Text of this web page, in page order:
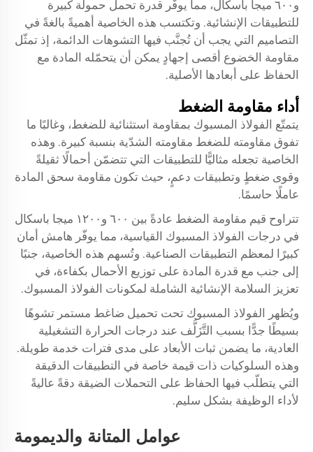
و٦٠٠ ميجا باسكال، مما يوفّر قدرة تحمل حمولة كبيرة
للتطبيقات الإنشائية. وتكتسب هذه الخاصية أهميةً بالغةً في
التصاميم التي يجب أن تُجنَّب فيها التشوهات الدائمة، إذ تمثّل
مقاومة الخضوع أقصى إجهادٍ يمكن أن يتحمّله المادة مع
الحفاظ على أبعادها الأصلية.
أداء مقاومة الضغط
يتمتّع الفولاذ المسبوك بمقاومة استثنائية للضغط، وغالبًا ما
تفوق مقاومته للضغط مقاومته الشدّية بنسبة كبيرة. وهذه
الخاصية تجعله مثاليًّا للتطبيقات التي تتضمّن أحمالًا ثقيلةً
وقوى ضغطٍ وتطبيقات دعمٍ، حيث تكون مقاومة سحق المادة
عاملًا حاسمًا.
تتراوح قيم مقاومة الضغط عادةً بين ٦٠٠ و١٢٠٠ ميجا باسكال
في درجات الفولاذ المسبوك القياسية، مما يوفّر هامش أمان
كبيرًا لمعظم التطبيقات الصناعية. وتُسهم هذه الخاصية، جنبًا
إلى جنب مع قدرة المادة على توزيع الأحمال بكفاءة، في
تعزيز السلامة الإنشائية الشاملة لمكونات الفولاذ المسبوك.
ويُظهر الفولاذ المسبوك تحت تحميل ضاغط مستمر تشوهًا
بسيطًا جدًّا بسبب التَّزَلُّف عند درجات الحرارة التشغيلية
العادية، ما يضمن ثبات الأبعاد على مدى فترات خدمة طويلة.
وهذه السلوكيات ذات قيمة خاصة في التطبيقات الدقيقة
التي يتطلّب فيها الحفاظ على التحملات الضيقة دقةً عاليةً
لأداء الوظيفة بشكل سليم.
عوامل المتانة والديمومة